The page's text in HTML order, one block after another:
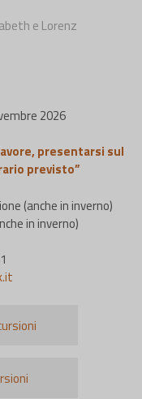
e Lorenz
2026
presentarsi sul
previsto”
(anche in inverno)
in inverno)